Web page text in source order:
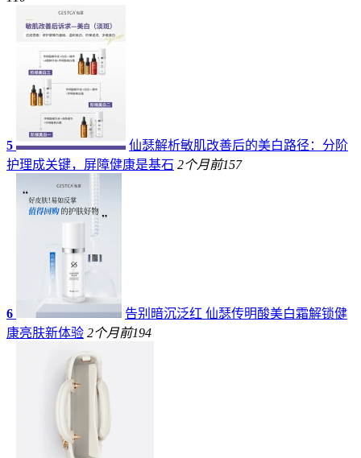
5
仙瑟解析敏肌改善后的美白路径：分阶
护理成关键，屏障健康是基石 2个月前157
6
告别暗沉泛红 仙瑟传明酸美白霜解锁健
康亮肤新体验 2个月前194